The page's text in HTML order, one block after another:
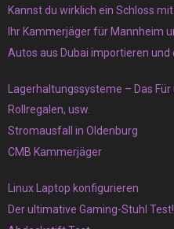
Kannst du wirklich ein Schloss
Ihr Kammerjäger für Mannheim
Autos aus Dubai importieren
Lagerhaltungssysteme – Das
Rollregalen, usw.
Stromausfall in Oldenburg
CMB Kammerjäger
Linux Laptop konfigurieren
Der ultimative Gaming-Stuhl Test!